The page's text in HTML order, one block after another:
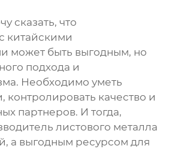
сказать, что
китайскими
может быть выгодным, но
подхода и
Необходимо уметь
контролировать качество и
партнеров. И тогда,
листового металла
а выгодным ресурсом для